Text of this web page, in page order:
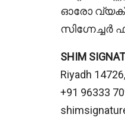
ഓരോ
SHIM
Riyadh
+91 96333